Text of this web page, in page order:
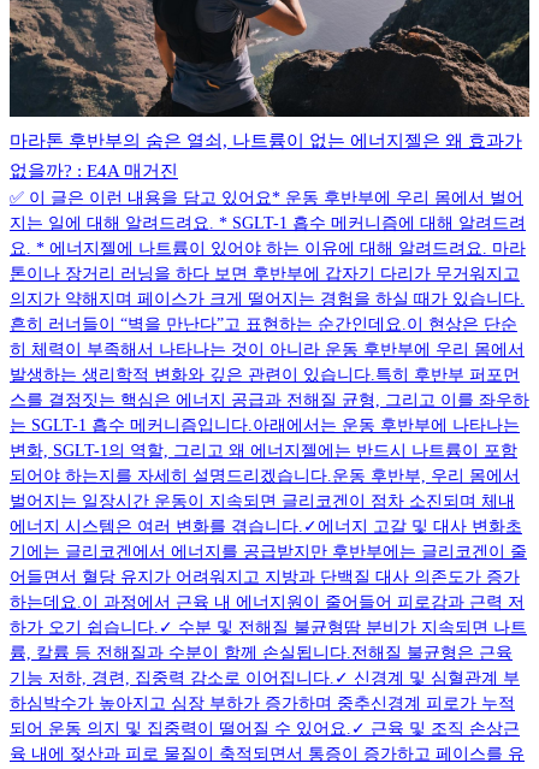
마라톤 후반부의 숨은 열쇠, 나트륨이 없는 에너지젤은 왜 효과가
없을까? : E4A 매거진
✅ 이 글은 이런 내용을 담고 있어요* 운동 후반부에 우리 몸에서 벌어
지는 일에 대해 알려드려요. * SGLT-1 흡수 메커니즘에 대해 알려드려
요. * 에너지젤에 나트륨이 있어야 하는 이유에 대해 알려드려요. 마라
톤이나 장거리 러닝을 하다 보면 후반부에 갑자기 다리가 무거워지고
의지가 약해지며 페이스가 크게 떨어지는 경험을 하실 때가 있습니다.
흔히 러너들이 “벽을 만난다”고 표현하는 순간인데요.이 현상은 단순
히 체력이 부족해서 나타나는 것이 아니라 운동 후반부에 우리 몸에서
발생하는 생리학적 변화와 깊은 관련이 있습니다.특히 후반부 퍼포먼
스를 결정짓는 핵심은 에너지 공급과 전해질 균형, 그리고 이를 좌우하
는 SGLT-1 흡수 메커니즘입니다.아래에서는 운동 후반부에 나타나는
변화, SGLT-1의 역할, 그리고 왜 에너지젤에는 반드시 나트륨이 포함
되어야 하는지를 자세히 설명드리겠습니다.운동 후반부, 우리 몸에서
벌어지는 일장시간 운동이 지속되면 글리코겐이 점차 소진되며 체내
에너지 시스템은 여러 변화를 겪습니다.✓에너지 고갈 및 대사 변화초
기에는 글리코겐에서 에너지를 공급받지만 후반부에는 글리코겐이 줄
어들면서 혈당 유지가 어려워지고 지방과 단백질 대사 의존도가 증가
하는데요.이 과정에서 근육 내 에너지원이 줄어들어 피로감과 근력 저
하가 오기 쉽습니다.✓ 수분 및 전해질 불균형땀 분비가 지속되면 나트
륨, 칼륨 등 전해질과 수분이 함께 손실됩니다.전해질 불균형은 근육
기능 저하, 경련, 집중력 감소로 이어집니다.✓ 신경계 및 심혈관계 부
하심박수가 높아지고 심장 부하가 증가하며 중추신경계 피로가 누적
되어 운동 의지 및 집중력이 떨어질 수 있어요.✓ 근육 및 조직 손상근
육 내에 젖산과 피로 물질이 축적되면서 통증이 증가하고 페이스를 유